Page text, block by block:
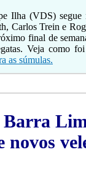
Ilha (VDS) segue
Carlos Trein e
final de
Veja como
as súmulas.
Barra